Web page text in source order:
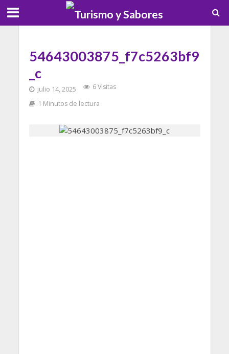
54643003875_f7c5263bf9
_c
julio 14, 2025
6 Visitas
1 Minutos de lectura